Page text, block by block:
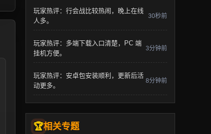
玩家热评：行会战比较热闹，晚上在线
人多。
30秒前
玩家热评：多端下载入口清楚，PC 端
挂机方便。
3分钟前
玩家热评：安卓包安装顺利，更新后活
动更多。
8分钟前
相关专题